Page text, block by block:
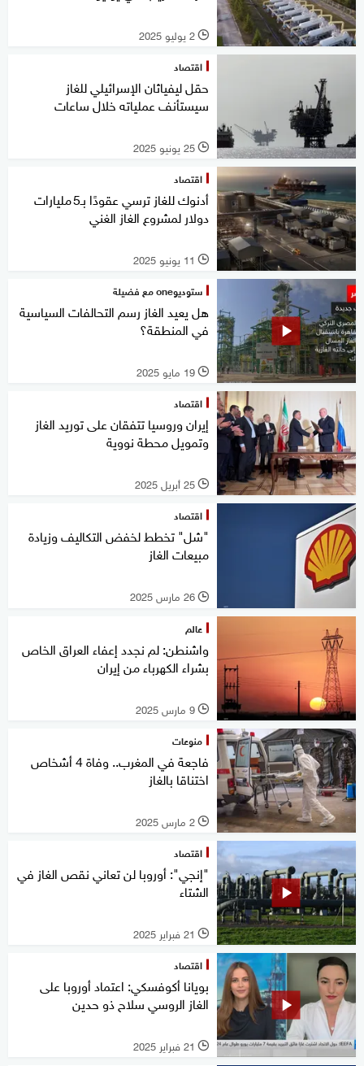
l 2 يوليو 2025
اقتصاد
حقل ليفياثان الإسرائيلي للغاز
سيستأنف عملياته خلال ساعات
l 25 يونيو 2025
اقتصاد
أدنوك للغاز ترسي عقودًا بـ5 مليارات
دولار لمشروع الغاز الغني
l 11 يونيو 2025
ستوديوone مع فضيلة
هل يعيد الغاز رسم التحالفات السياسية
في المنطقة؟
l 19 مايو 2025
اقتصاد
إيران وروسيا تتفقان على توريد الغاز
وتمويل محطة نووية
l 25 أبريل 2025
اقتصاد
"شل" تخطط لخفض التكاليف وزيادة
مبيعات الغاز
l 26 مارس 2025
عالم
واشنطن: لم نجدد إعفاء العراق الخاص
بشراء الكهرباء من إيران
l 9 مارس 2025
منوعات
فاجعة في المغرب.. وفاة 4 أشخاص
اختناقا بالغاز
l 2 مارس 2025
اقتصاد
"إنجي": أوروبا لن تعاني نقص الغاز في
الشتاء
l 21 فبراير 2025
اقتصاد
بويانا أكوفسكي: اعتماد أوروبا على
الغاز الروسي سلاح ذو حدين
l 21 فبراير 2025